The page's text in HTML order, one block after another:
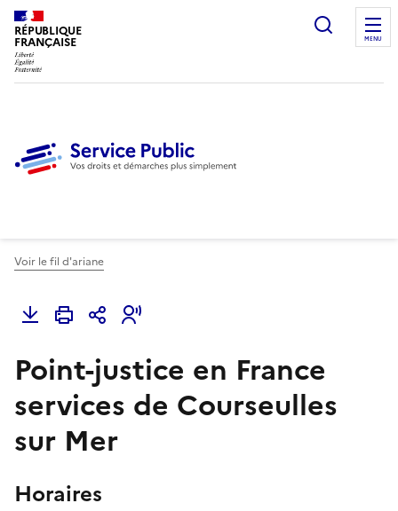
RÉPUBLIQUE
FRANÇAISE
Ouvrir
MENU
Voir le fil d'ariane
Point-justice en France
services de Courseulles
sur Mer
Horaires